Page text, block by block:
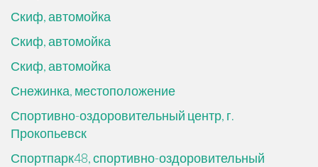
Скиф, автомойка
Скиф, автомойка
Скиф, автомойка
Снежинка, местоположение
Спортивно-оздоровительный центр, г.
Прокопьевск
Спортпарк48, спортивно-оздоровительный